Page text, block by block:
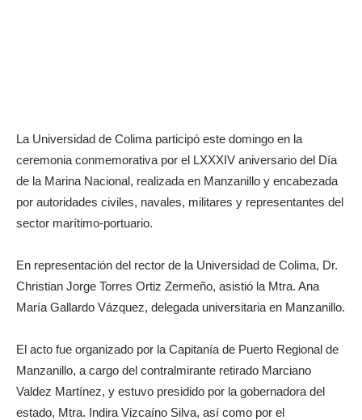
La Universidad de Colima participó este domingo en la
ceremonia conmemorativa por el LXXXIV aniversario del Día
de la Marina Nacional, realizada en Manzanillo y encabezada
por autoridades civiles, navales, militares y representantes del
sector marítimo-portuario.
En representación del rector de la Universidad de Colima, Dr.
Christian Jorge Torres Ortiz Zermeño, asistió la Mtra. Ana
María Gallardo Vázquez, delegada universitaria en Manzanillo.
El acto fue organizado por la Capitanía de Puerto Regional de
Manzanillo, a cargo del contralmirante retirado Marciano
Valdez Martínez, y estuvo presidido por la gobernadora del
estado, Mtra. Indira Vizcaíno Silva, así como por el